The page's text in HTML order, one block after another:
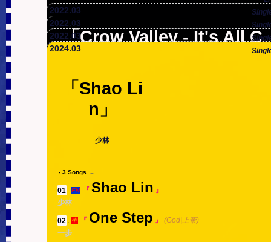
EN
你真有名 2'16''
view all tab from this LP in 1 page
- 11 Songs ≡
- Side-A (6)
01.中 『
21st Century, When We Were
Still Young
二十一世纪，当我们还年轻时
Longing For The Coming Wa
盼暖春来 4'43''
03
勐巴拉娜西 06'06''
04
「Requiem For A Train O
火车驶向云外，梦安魂于九霄。
- 1 Songs
01.中
ng Warm Spring」
「We Are Animals」
- 1 Songs
「Meng Ba La Na Xi」
勐巴拉娜西
ortal」
- 12 Songs ≡
Under The Sun
『
he Future Is Now
』
往昔耀今朝，The Future Is Now
03
The Fleeting-Time And Sum
「Nothing Means Anythi
ng But Only Music」
- 1 Songs ≡
Nothing Means But Music
「Cover
s」
≡
5'10''
ylan cover|原唱：鲍勃迪伦 改编：刺猬)
像一块滚动的石头
03. 中 『 Bao 』
头上的包
「Crow Valley - It's All C
乌鸦谷 - 晕晕众生，命命相连
混沌开
3'37''
中
the Dark Trail Of Crawling Int
o Atrocity
』
匐入残暴的黑暗轨迹
2022.03
「A Spray's Trip: Talking
A Spray's Trip: Talking to the
Palm-Print of God
』
浪花游：对话上帝的掌纹 7'24''
2022.03
Moment」
Still Alive · Enjoy This Momen
t
』
尚活 · 尽享此刻 2'55''
2022.03
「Expectation · Quiet Dy
ing Tinder」
Expectation · Quiet Dying Tin
der
』
期许 · 静灭之火
2024.03
「Shao Li
n」
少林
- 3 Songs ≡
01 . EN 『Shao Lin 』
少林
02 . 中 『 One Step 』
(God|上帝)
一步